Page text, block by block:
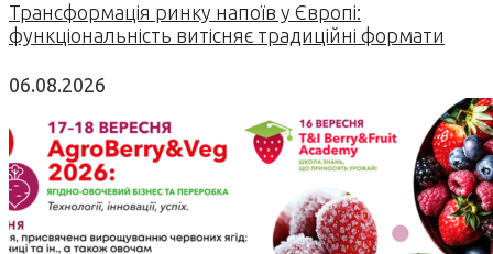
Трансформація ринку напоїв у Європі:
функціональність витісняє традиційні формати
06.08.2026